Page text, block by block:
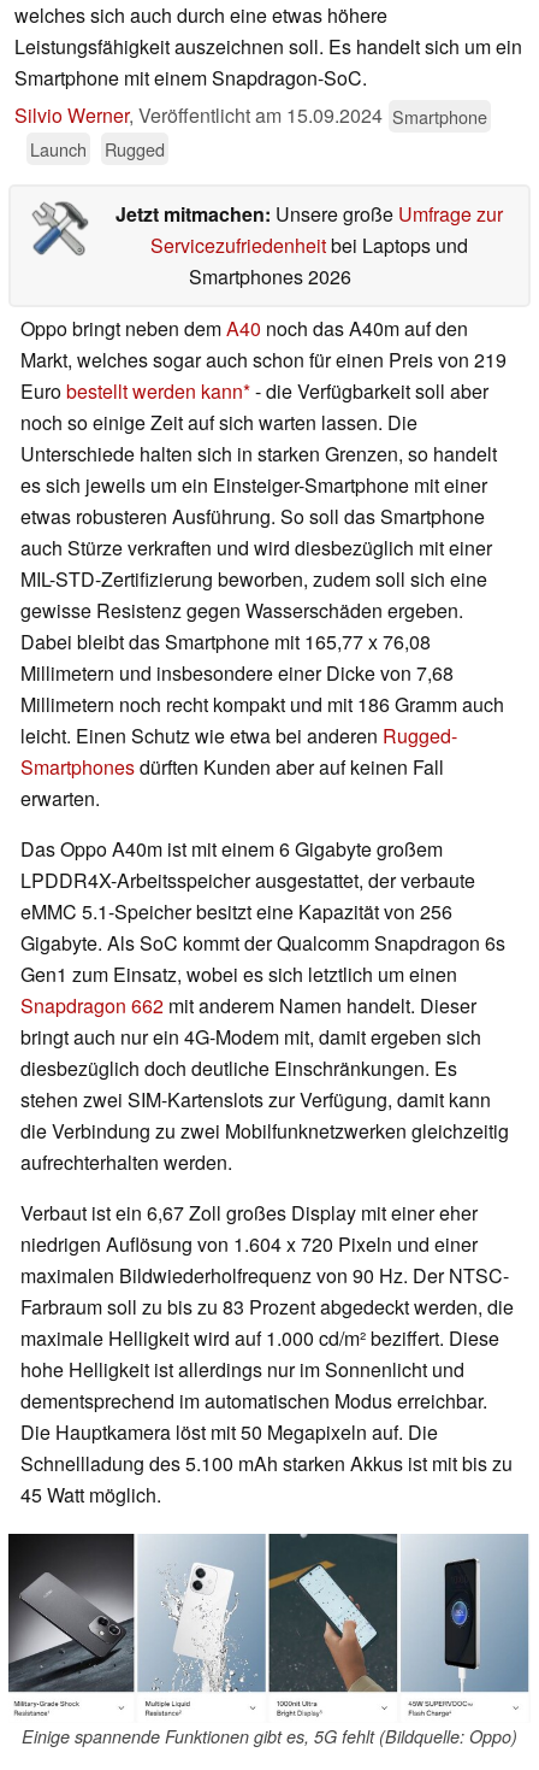
welches sich auch durch eine etwas höhere
Leistungsfähigkeit auszeichnen soll. Es handelt sich um ein
Smartphone mit einem Snapdragon-SoC.
Silvio Werner, Veröffentlicht am 15.09.2024 Smartphone
Launch
Rugged
Jetzt mitmachen: Unsere große Umfrage zur
Servicezufriedenheitbei Laptops und
Smartphones 2026
Oppo bringt neben demA40 noch das A40m auf den
Markt, welches sogar auch schon für einen Preis von 219
Eurobestellt werden kann - die Verfügbarkeit soll aber
noch so einige Zeit auf sich warten lassen. Die
Unterschiede halten sich in starken Grenzen, so handelt
es sich jeweils um ein Einsteiger-Smartphone mit einer
etwas robusteren Ausführung. So soll das Smartphone
auch Stürze verkraften und wird diesbezüglich mit einer
MIL-STD-Zertifizierung beworben, zudem soll sich eine
gewisse Resistenz gegen Wasserschäden ergeben.
Dabei bleibt das Smartphone mit 165,77 x 76,08
Millimetern und insbesondere einer Dicke von 7,68
Millimetern noch recht kompakt und mit 186 Gramm auch
leicht. Einen Schutz wie etwa bei anderen Rugged-
Smartphonesdürften Kunden aber auf keinen Fall
erwarten.
Das Oppo A40m ist mit einem 6 Gigabyte großem
LPDDR4X-Arbeitsspeicher ausgestattet, der verbaute
eMMC 5.1-Speicher besitzt eine Kapazität von 256
Gigabyte. Als SoC kommt der Qualcomm Snapdragon 6s
Gen1 zum Einsatz, wobei es sich letztlich um einen
Snapdragon 662 mit anderem Namen handelt. Dieser
bringt auch nur ein 4G-Modem mit, damit ergeben sich
diesbezüglich doch deutliche Einschränkungen. Es
stehen zwei SIM-Kartenslots zur Verfügung, damit kann
die Verbindung zu zwei Mobilfunknetzwerken gleichzeitig
aufrechterhalten werden.
Verbaut ist ein 6,67 Zoll großes Display mit einer eher
niedrigen Auflösung von 1.604 x 720 Pixeln und einer
maximalen Bildwiederholfrequenz von 90 Hz. Der NTSC-
Farbraum soll zu bis zu 83 Prozent abgedeckt werden, die
maximale Helligkeit wird auf 1.000 cd/m² beziffert. Diese
hohe Helligkeit ist allerdings nur im Sonnenlicht und
dementsprechend im automatischen Modus erreichbar.
Die Hauptkamera löst mit 50 Megapixeln auf. Die
Schnellladung des 5.100 mAh starken Akkus ist mit bis zu
45 Watt möglich.
Einige spannende Funktionen gibt es, 5G fehlt (Bildquelle: Oppo)